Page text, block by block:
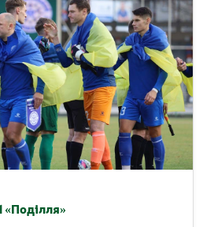
«Поділля»